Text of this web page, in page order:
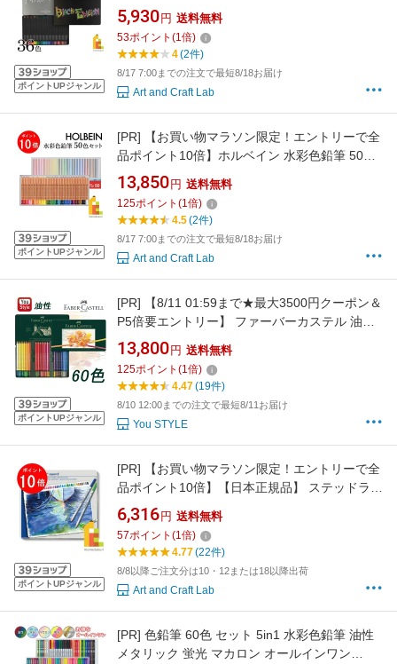
ポイントUPジャンル
エディション色鉛筆セット 36色 缶入り
(116437) BLACK EDITION 画材 油彩 FABER-
CASTELL
5,930 円 送料無料
53ポイント (1倍)
4(2件)
8/17 7:00までの注文で最短8/18お届け
Art and Craft Lab
ポイントUPジャンル
[PR]
【お買い物マラソン限定！エントリーで全
品ポイント10倍】ホルベイン 水彩色鉛筆 50色
セット (21195) 水彩画 なめらかな書き心地
13,850 円 送料無料
125ポイント (1倍)
4.5(2件)
8/17 7:00までの注文で最短8/18お届け
Art and Craft Lab
ポイントUPジャンル
[PR]
【8/11 01:59まで★最大3500円クーポン＆
P5倍要エントリー】 ファーバーカステル 油性
色鉛筆 オリジナル 限定版シルクロード
POLYCHROMO 敦煌 60色 緑缶 ギフトケース
310061 プレゼント 入学 卒業 誕生日祝い 記念
日祝い 文房具 絵の具 画材セット 豪華セット 子
供 こども
13,800 円 送料無料
125ポイント (1倍)
4.47(19件)
8/10 12:00までの注文で最短8/11お届け
You STYLE
ポイントUPジャンル
[PR]
【お買い物マラソン限定！エントリーで全
品ポイント10倍】【日本正規品】 ステッドラー
(STAEDTLER) カラトアクェレル 水彩色鉛筆
36色セット 125M36
6,316 円 送料無料
57ポイント (1倍)
4.77(22件)
8/8以降ご注文分は10・12または18以降出荷
Art and Craft Lab
[PR] 色鉛筆 60色 セット 5in1 水彩色鉛筆 油性
メタリック 蛍光 マカロン オールインワン